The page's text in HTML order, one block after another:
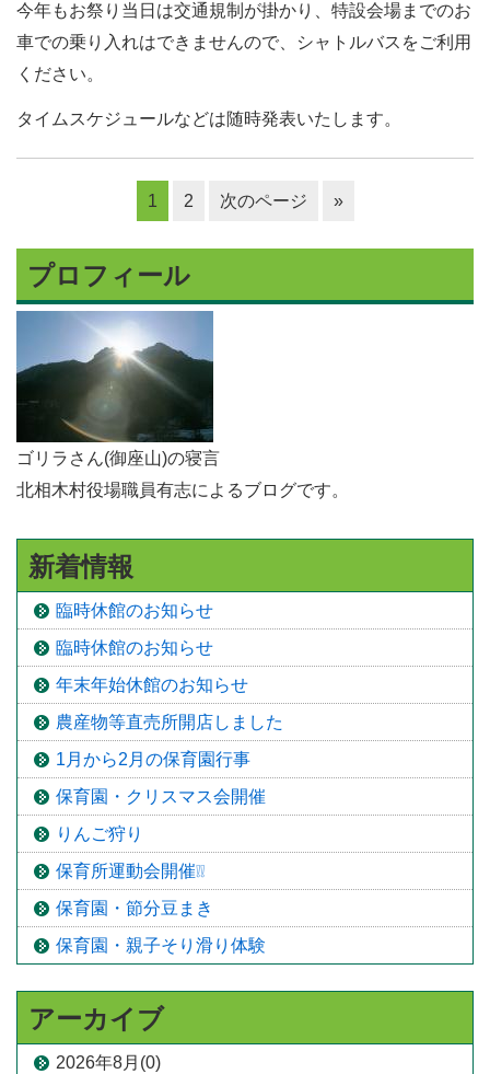
今年もお祭り当日は交通規制が掛かり、特設会場までのお
車での乗り入れはできませんので、シャトルバスをご利用
ください。
タイムスケジュールなどは随時発表いたします。
1 2 次のページ »
プロフィール
ゴリラさん(御座山)の寝言
北相木村役場職員有志によるブログです。
新着情報
臨時休館のお知らせ
臨時休館のお知らせ
年末年始休館のお知らせ
農産物等直売所開店しました
1月から2月の保育園行事
保育園・クリスマス会開催
りんご狩り
保育所運動会開催❕❕
保育園・節分豆まき
保育園・親子そり滑り体験
アーカイブ
2026年8月(0)